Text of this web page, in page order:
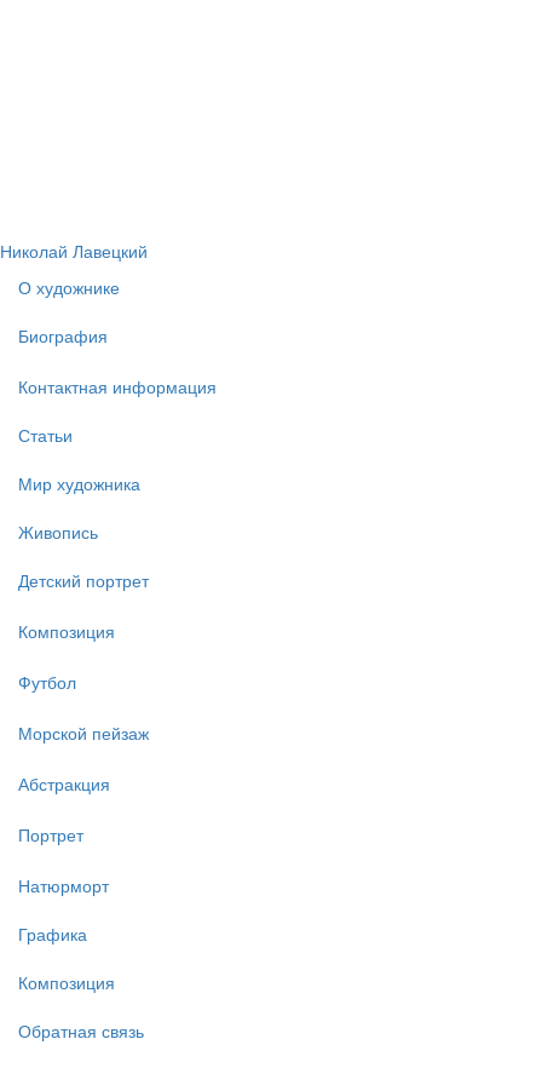
Николай Лавецкий
О художнике
Биография
Контактная информация
Статьи
Мир художника
Живопись
Детский портрет
Композиция
Футбол
Морской пейзаж
Абстракция
Портрет
Натюрморт
Графика
Композиция
Обратная связь